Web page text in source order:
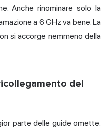
Anche rinominare solo la
a 6 GHz va bene. La
si accorge nemmeno della
dei
parte delle guide omette.